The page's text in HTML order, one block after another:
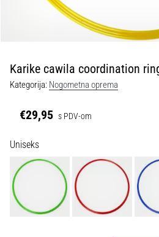
1. 7. 2025
1 min. čitanja
Play
More
Victories
Pripremi
Karike cawila coordination
Kategorija: Nogometna oprema
€29,95 s PDV-om
Uniseks